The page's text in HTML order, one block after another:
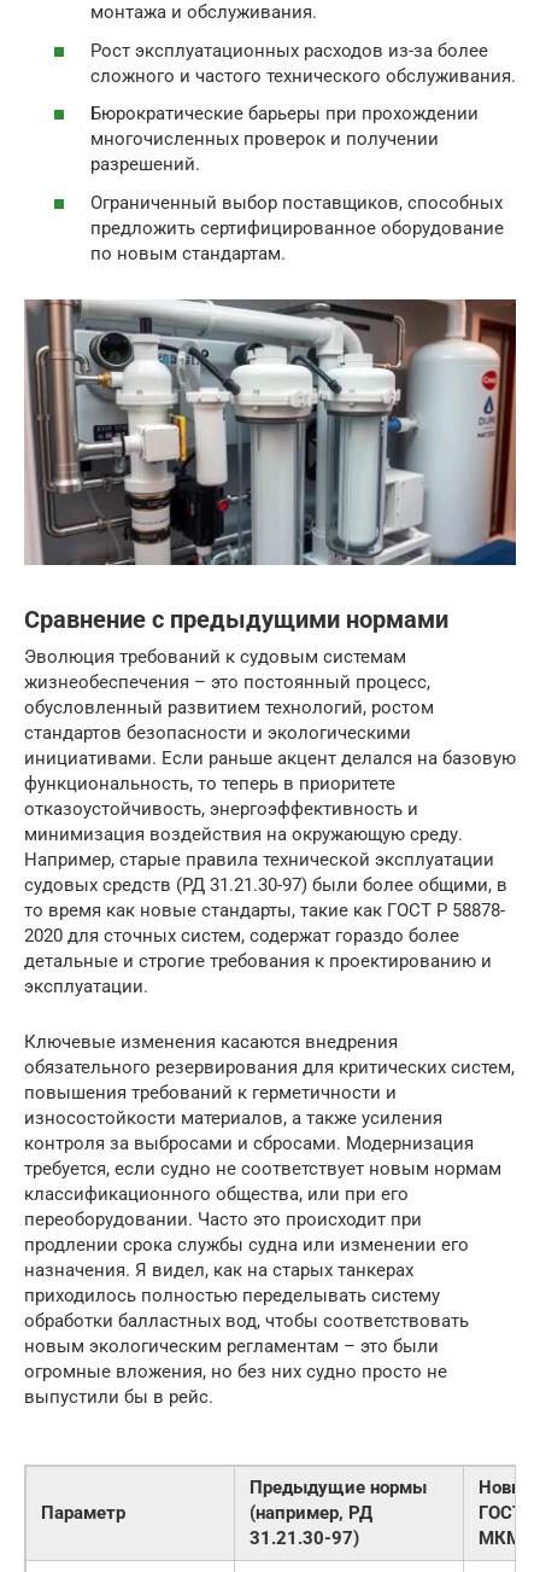
монтажа и обслуживания.
Рост эксплуатационных расходов из-за более
сложного и частого технического обслуживания.
Бюрократические барьеры при прохождении
многочисленных проверок и получении
разрешений.
Ограниченный выбор поставщиков, способных
предложить сертифицированное оборудование
по новым стандартам.
Сравнение с предыдущими нормами
Эволюция требований к судовым системам
жизнеобеспечения – это постоянный процесс,
обусловленный развитием технологий, ростом
стандартов безопасности и экологическими
инициативами. Если раньше акцент делался на базовую
функциональность, то теперь в приоритете
отказоустойчивость, энергоэффективность и
минимизация воздействия на окружающую среду.
Например, старые правила технической эксплуатации
судовых средств (РД 31.21.30-97) были более общими, в
то время как новые стандарты, такие как ГОСТ Р 58878-
2020 для сточных систем, содержат гораздо более
детальные и строгие требования к проектированию и
эксплуатации.
Ключевые изменения касаются внедрения
обязательного резервирования для критических систем,
повышения требований к герметичности и
износостойкости материалов, а также усиления
контроля за выбросами и сбросами. Модернизация
требуется, если судно не соответствует новым нормам
классификационного общества, или при его
переоборудовании. Часто это происходит при
продлении срока службы судна или изменении его
назначения. Я видел, как на старых танкерах
приходилось полностью переделывать систему
обработки балластных вод, чтобы соответствовать
новым экологическим регламентам – это были
огромные вложения, но без них судно просто не
выпустили бы в рейс.
Параметр
Предыдущие нормы
(например, РД
31.21.30-97)
Новые
ГОСТ
МКМО)